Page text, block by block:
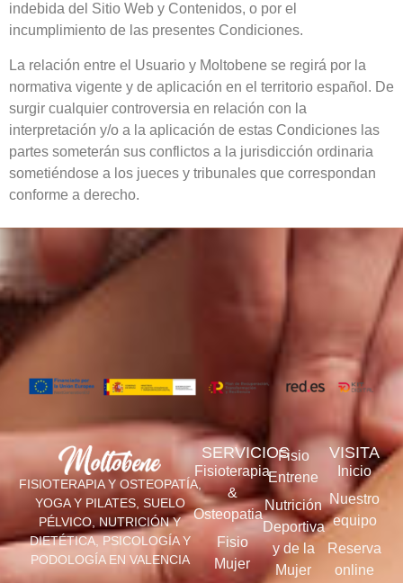
indebida del Sitio Web y Contenidos, o por el
incumplimiento de las presentes Condiciones.
La relación entre el Usuario y Moltobene se regirá por la
normativa vigente y de aplicación en el territorio español. De
surgir cualquier controversia en relación con la
interpretación y/o a la aplicación de estas Condiciones las
partes someterán sus conflictos a la jurisdicción ordinaria
sometiéndose a los jueces y tribunales que correspondan
conforme a derecho.
FISIOTERAPIA Y OSTEOPATÍA,
YOGA Y PILATES, SUELO
PÉLVICO, NUTRICIÓN Y
DIETÉTICA, PSICOLOGÍA Y
PODOLOGÍA EN VALENCIA
SERVICIOS
Fisioterapia
&
Osteopatia
Fisio
Mujer
Fisio
Entrene
Nutrición
Deportiva
y de la
Mujer
VISITA
Inicio
Nuestro
equipo
Reserva
online